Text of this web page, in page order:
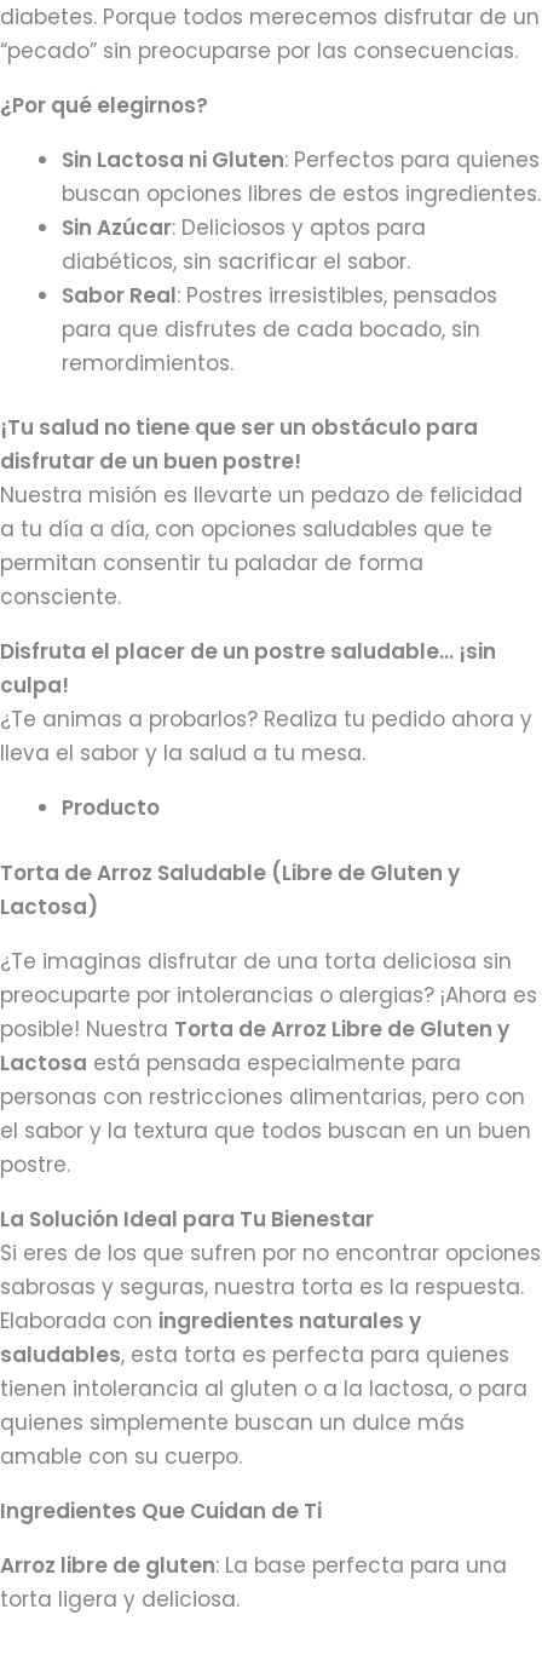
diabetes. Porque todos merecemos disfrutar de un
“pecado” sin preocuparse por las consecuencias.
¿Por qué elegirnos?
Sin Lactosa ni Gluten: Perfectos para quienes
buscan opciones libres de estos ingredientes.
Sin Azúcar: Deliciosos y aptos para
diabéticos, sin sacrificar el sabor.
Sabor Real: Postres irresistibles, pensados
para que disfrutes de cada bocado, sin
remordimientos.
¡Tu salud no tiene que ser un obstáculo para
disfrutar de un buen postre!
Nuestra misión es llevarte un pedazo de felicidad
a tu día a día, con opciones saludables que te
permitan consentir tu paladar de forma
consciente.
Disfruta el placer de un postre saludable… ¡sin
culpa!
¿Te animas a probarlos? Realiza tu pedido ahora y
lleva el sabor y la salud a tu mesa.
Producto
Torta de Arroz Saludable (Libre de Gluten y
Lactosa)
¿Te imaginas disfrutar de una torta deliciosa sin
preocuparte por intolerancias o alergias? ¡Ahora es
posible! Nuestra Torta de Arroz Libre de Gluten y
Lactosa está pensada especialmente para
personas con restricciones alimentarias, pero con
el sabor y la textura que todos buscan en un buen
postre.
La Solución Ideal para Tu Bienestar
Si eres de los que sufren por no encontrar opciones
sabrosas y seguras, nuestra torta es la respuesta.
Elaborada con ingredientes naturales y
saludables, esta torta es perfecta para quienes
tienen intolerancia al gluten o a la lactosa, o para
quienes simplemente buscan un dulce más
amable con su cuerpo.
Ingredientes Que Cuidan de Ti
Arroz libre de gluten: La base perfecta para una
torta ligera y deliciosa.